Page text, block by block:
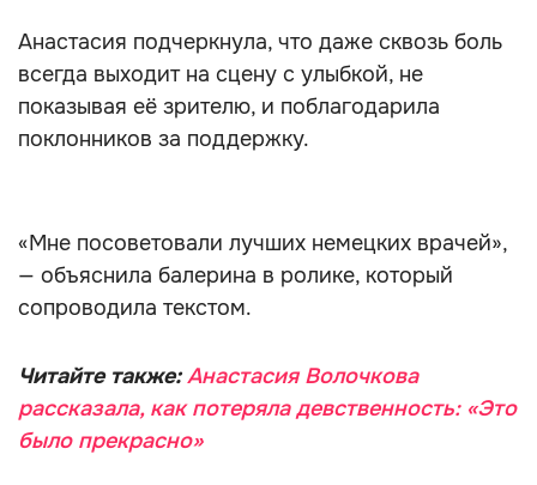
Анастасия подчеркнула, что даже сквозь боль
всегда выходит на сцену с улыбкой, не
показывая её зрителю, и поблагодарила
поклонников за поддержку.
«Мне посоветовали лучших немецких врачей»,
— объяснила балерина в ролике, который
сопроводила текстом.
Читайте также:Анастасия Волочкова
рассказала, как потеряла девственность: «Это
было прекрасно»